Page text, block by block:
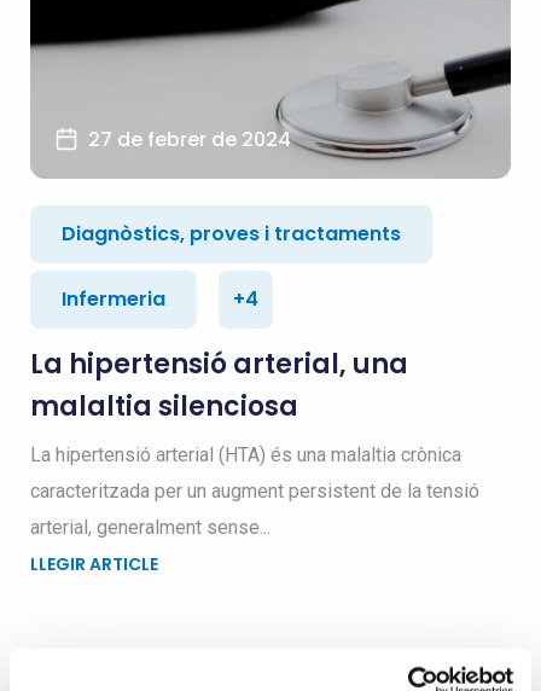
27 de febrer de 2024
Diagnòstics, proves i tractaments
Infermeria +4
La hipertensió arterial, una
malaltia silenciosa
La hipertensió arterial (HTA) és una malaltia crònica
caracteritzada per un augment persistent de la tensió
arterial, generalment sense...
LLEGIR ARTICLE